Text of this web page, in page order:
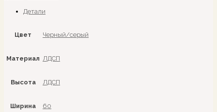
Детали
Цвет Черный/серый
Материал ЛДСП
Высота ЛДСП
Ширина 60